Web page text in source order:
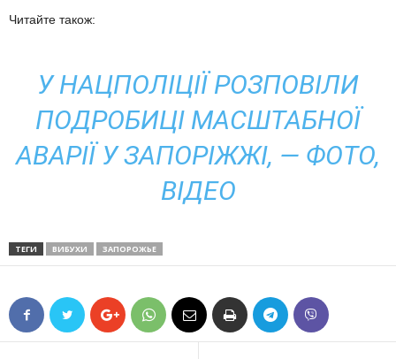
Читайте також:
У НАЦПОЛІЦІЇ РОЗПОВІЛИ
ПОДРОБИЦІ МАСШТАБНОЇ
АВАРІЇ У ЗАПОРІЖЖІ, — ФОТО,
ВІДЕО
ТЕГИ ВИБУХИ ЗАПОРОЖЬЕ